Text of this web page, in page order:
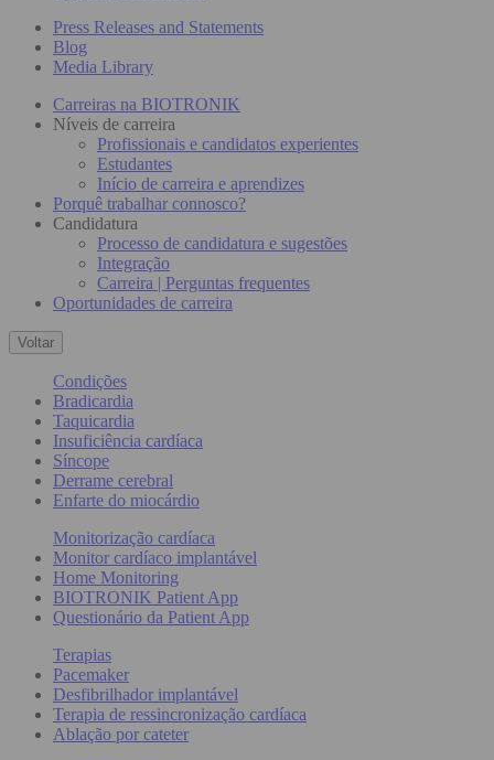
Press Releases and Statements
Blog
Media Library
Carreiras na BIOTRONIK
Níveis de carreira
Profissionais e candidatos experientes
Estudantes
Início de carreira e aprendizes
Porquê trabalhar connosco?
Candidatura
Processo de candidatura e sugestões
Integração
Carreira | Perguntas frequentes
Oportunidades de carreira
Voltar
Condições
Bradicardia
Taquicardia
Insuficiência cardíaca
Síncope
Derrame cerebral
Enfarte do miocárdio
Monitorização cardíaca
Monitor cardíaco implantável
Home Monitoring
BIOTRONIK Patient App
Questionário da Patient App
Terapias
Pacemaker
Desfibrilhador implantável
Terapia de ressincronização cardíaca
Ablação por cateter